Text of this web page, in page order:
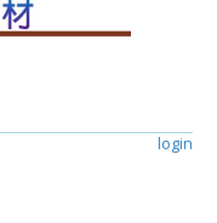
login